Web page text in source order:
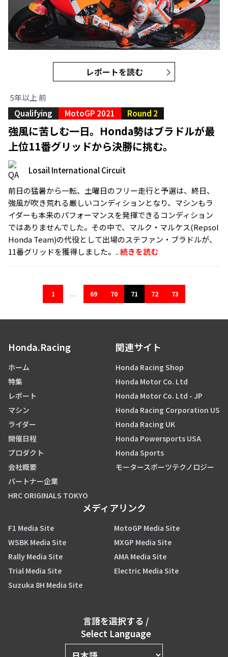
レポートを読む
5年以上 前
Qualifying
MotoGP 2021 Round 2
強風に苦しむ一日。Honda勢はブラドルが最
上位11番グリッドから決勝に挑む。
Losail International Circuit
前日の猛暑から一転、土曜日のフリー走行と予選は、終日、
強風が吹き荒れる厳しいコンディションとなり、マシンもラ
イダーも本来のパフォーマンスを発揮できるコンディション
ではありませんでした。その中で、マルク・マルケス(Repsol
Honda Team)の代役として出場のステファン・ブラドルが、
11番グリッドを獲得しました。..続きを読む
1 ... 69 70 71 72 73
Honda.Racing
ホーム
特集
レポート
マシン
ライダー
開催日程
プロダクト
会社概要
パートナー企業
HRC ORIGINALS TOKYO
関連サイト
Honda Racing Shop
Honda Motor Co. Ltd
Honda Motor Co. Ltd - JP
Honda Racing Corporation US
Honda Racing UK
Honda Powersports USA
Honda Sports
モータースポーツテクノロジー
メディアリンク
F1 Media Site
MotoGP Media Site
WSBK Media Site
MXGP Media Site
Rally Media Site
AMA Media Site
Trial Media Site
Electric Media Site
Suzuka 8H Media Site
言語を選択する /
Select Language